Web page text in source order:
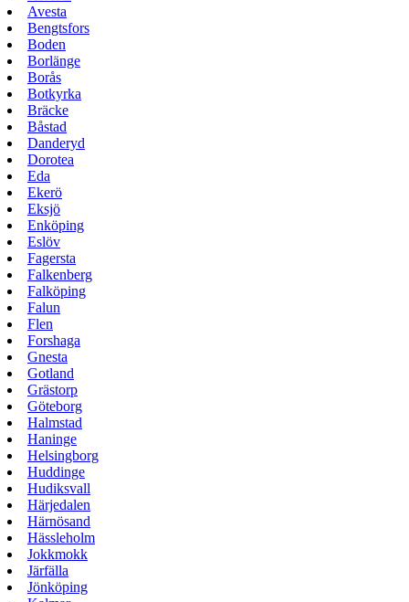
Avesta
Bengtsfors
Boden
Borlänge
Borås
Botkyrka
Bräcke
Båstad
Danderyd
Dorotea
Eda
Ekerö
Eksjö
Enköping
Eslöv
Fagersta
Falkenberg
Falköping
Falun
Flen
Forshaga
Gnesta
Gotland
Grästorp
Göteborg
Halmstad
Haninge
Helsingborg
Huddinge
Hudiksvall
Härjedalen
Härnösand
Hässleholm
Jokkmokk
Järfälla
Jönköping